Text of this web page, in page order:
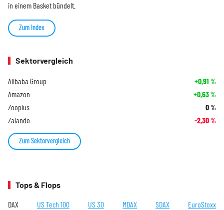
in einem Basket bündelt.
Zum Index
Sektorvergleich
Alibaba Group +0,91 %
Amazon +0,63%
Zooplus 0%
Zalando -2,30%
Zum Sektorvergleich
Tops & Flops
DAX US Tech 100 US 30 MDAX SDAX EuroStoxx